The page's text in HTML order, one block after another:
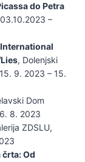
do Petra
–
, Dolenjski
9. 2023 – 15.
Dom
8. 2023
ZDSLU,
črta: Od